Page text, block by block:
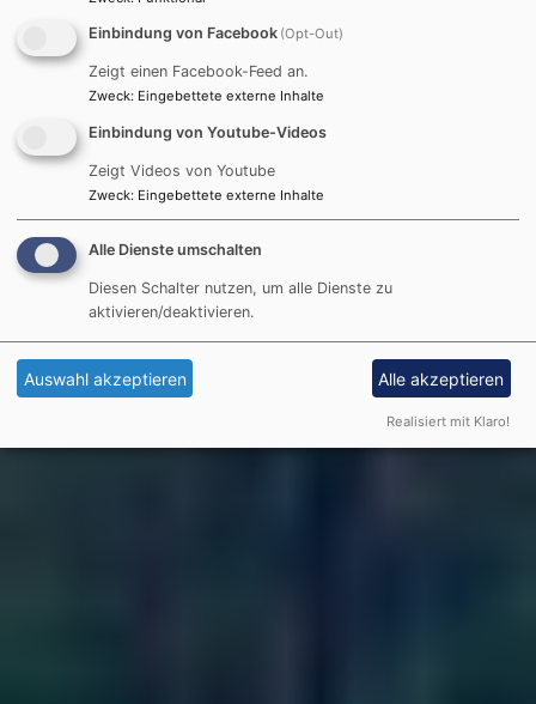
Einbindung von Facebook (Opt-Out)
Zeigt einen Facebook-Feed an.
Zweck: Eingebettete externe Inhalte
Einbindung von Youtube-Videos
Zeigt Videos von Youtube
Zweck: Eingebettete externe Inhalte
Alle Dienste umschalten
Diesen Schalter nutzen, um alle Dienste zu
aktivieren/deaktivieren.
Auswahl akzeptieren Alle akzeptieren
Realisiert mit Klaro!